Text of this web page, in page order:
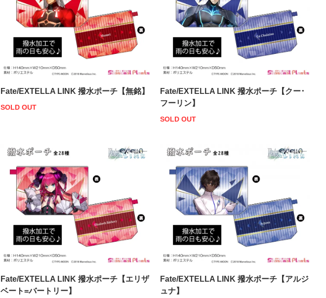
Fate/EXTELLA LINK 撥水ポーチ【無銘】
SOLD OUT
Fate/EXTELLA LINK 撥水ポーチ【クー･
フーリン】
SOLD OUT
Fate/EXTELLA LINK 撥水ポーチ【エリザ
ベート=バートリー】
Fate/EXTELLA LINK 撥水ポーチ【アルジ
ュナ】